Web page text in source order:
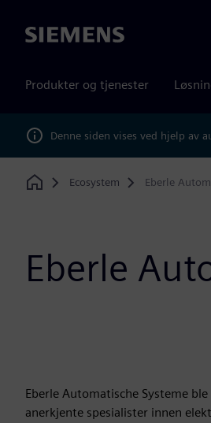
Siemens
Produkter og tjenester
Denne siden vises ved hjelp av
Home
Ecosystem Eberle
Eberle
Eberle Automatische Systeme
anerkjente spesialister innen